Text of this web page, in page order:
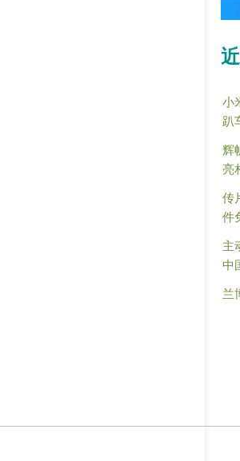
小
趴
辉
亮
传
件
主
中
兰